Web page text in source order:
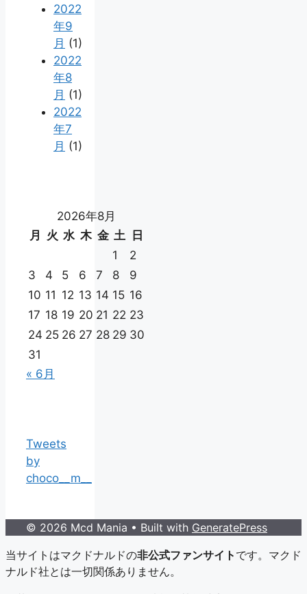
2022
年9
月 (1)
2022
年8
月 (1)
2022
年7
月 (1)
2026年8月
月
火 水 木 金 土
日
1
2
3
4 5 6 7 8
9
10 11 12 13 14 15 16
17 18 19 20 21 22 23
24 25 26 27 28 29 30
31
« 6月
Tweets
by
choco__m__
© 2026 Mcd Mania • Built with GeneratePress
当サイトはマクドナルドの非公式ファンサイト です。マクド
ナルド社とは一切関係ありません。